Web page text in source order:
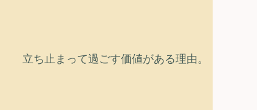
立ち止まって過ごす価値がある理由。